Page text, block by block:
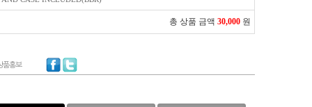
총 상품 금액 30,000 원
품홍보